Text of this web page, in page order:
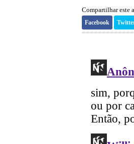
Compartilhar este
Facebook